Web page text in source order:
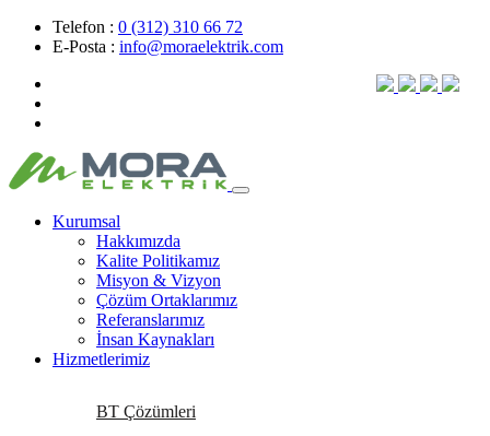
Telefon : 0 (312) 310 66 72
E-Posta : info@moraelektrik.com
Kurumsal
Hakkımızda
Kalite Politikamız
Misyon & Vizyon
Çözüm Ortaklarımız
Referanslarımız
İnsan Kaynakları
Hizmetlerimiz
BT Çözümleri